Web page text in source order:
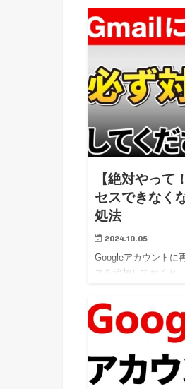
こかで検索した商品
広告と…
【絶対やって
セスできなく
処法
2024.10.05
Googleアカウントに
スを追加しておくと
この設定がなぜ必要
説した…